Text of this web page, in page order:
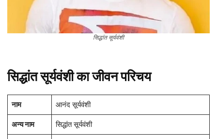
सिद्धांत सूर्यवंशी
सिद्धांत सूर्यवंशी का जीवन परिचय
नाम आनंद सूर्यवंशी
अन्य नाम सिद्धांत सूर्यवंशी